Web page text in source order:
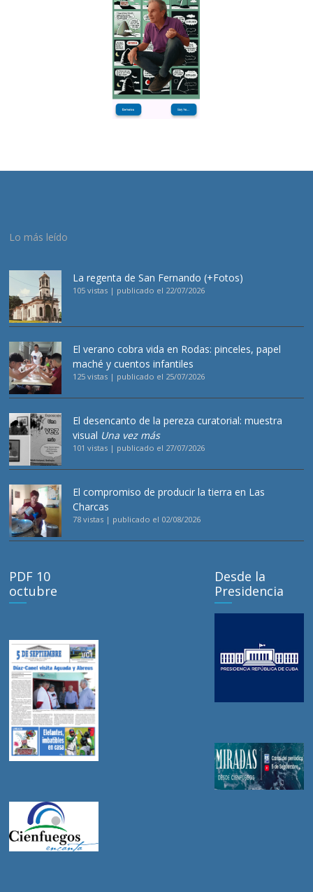
Lo más leído
La regenta de San Fernando (+Fotos)
105 vistas | publicado el 22/07/2026
El verano cobra vida en Rodas: pinceles, papel
maché y cuentos infantiles
125 vistas | publicado el 25/07/2026
El desencanto de la pereza curatorial: muestra
visual Una vez más
101 vistas | publicado el 27/07/2026
El compromiso de producir la tierra en Las
Charcas
78 vistas | publicado el 02/08/2026
PDF 10
octubre
Desde la
Presidencia